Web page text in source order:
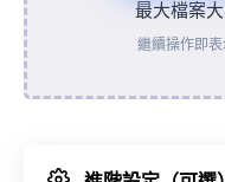
來自
最大檔案
繼續操作即